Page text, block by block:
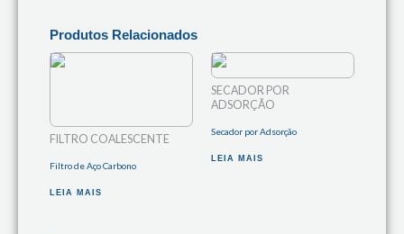
Produtos Relacionados
FILTRO COALESCENTE
Filtro de Aço Carbono
LEIA MAIS
SECADOR POR
ADSORÇÃO
Secador por Adsorção
LEIA MAIS